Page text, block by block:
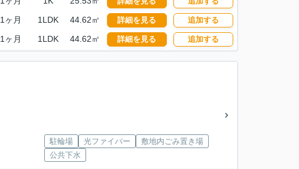
1ヶ月 1LDK 44.62㎡ 詳細を見る 追加する
1ヶ月 1LDK 44.62㎡ 詳細を見る 追加する
駐輪場 光ファイバー
敷地内ごみ置き場
公共下水